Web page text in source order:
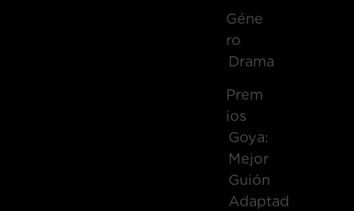
Géne
Ro
Drama
Prem
Ios
Goya:
Mejor
Guión
Adaptad